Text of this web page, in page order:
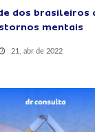
dos brasileiros
mentais
21, abr de 2022